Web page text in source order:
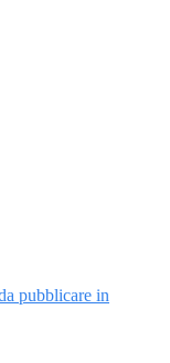
pubblicare in